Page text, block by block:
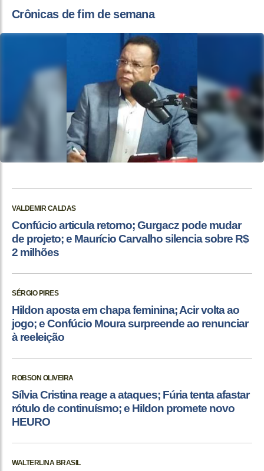
Crônicas de fim de semana
VALDEMIR CALDAS
Confúcio articula retorno; Gurgacz pode mudar
de projeto; e Maurício Carvalho silencia sobre R$
2 milhões
SÉRGIO PIRES
Hildon aposta em chapa feminina; Acir volta ao
jogo; e Confúcio Moura surpreende ao renunciar
à reeleição
ROBSON OLIVEIRA
Sílvia Cristina reage a ataques; Fúria tenta afastar
rótulo de continuísmo; e Hildon promete novo
HEURO
WALTERLINA BRASIL